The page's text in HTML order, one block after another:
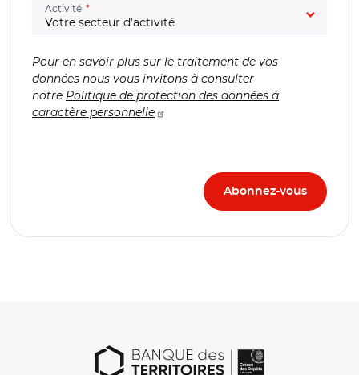
Activité (champ obligatoire)
Pour en savoir plus sur le traitement de vos
données nous vous invitons à consulter
notre Politique de protection des données à
caractère personnelle